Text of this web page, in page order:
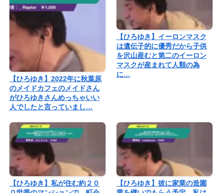
【ひろゆき】2022年に秋葉原
のメイドカフェのメイドさん
がひろゆきさんめっちゃいい
人でしたと言っていまし…
【ひろゆき】イーロンマスク
は遺伝子的に優秀だから子供
を沢山産むと第二のイーロン
マスクが産まれて人類の為
に…
【ひろゆき】私が住む約２０
【ひろゆき】彼に家業の造園